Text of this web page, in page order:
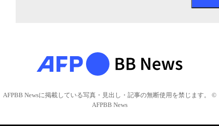
AFPBB Newsに掲載している写真・見出し・記事の無断使用を禁じます。 ©
AFPBB News